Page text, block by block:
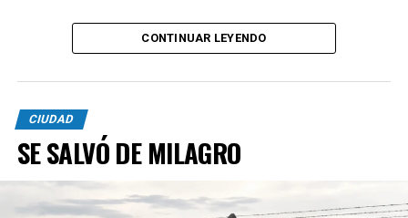
CONTINUAR LEYENDO
CIUDAD
SE SALVÓ DE MILAGRO